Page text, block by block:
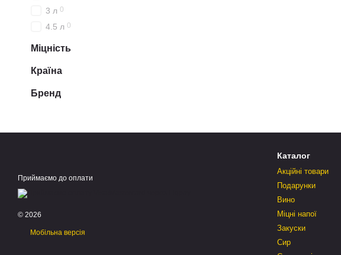
3 л 0
4.5 л 0
Міцність
Країна
Бренд
Приймаємо до оплати
© 2026
Мобільна версія
Каталог
Акційні товари
Подарунки
Вино
Міцні напої
Закуски
Сир